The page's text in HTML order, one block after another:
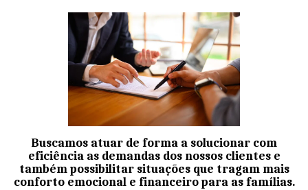
Buscamos atuar de forma a solucionar com
eficiência as demandas dos nossos clientes e
também possibilitar situações que tragam mais
conforto emocional e financeiro para as famílias.